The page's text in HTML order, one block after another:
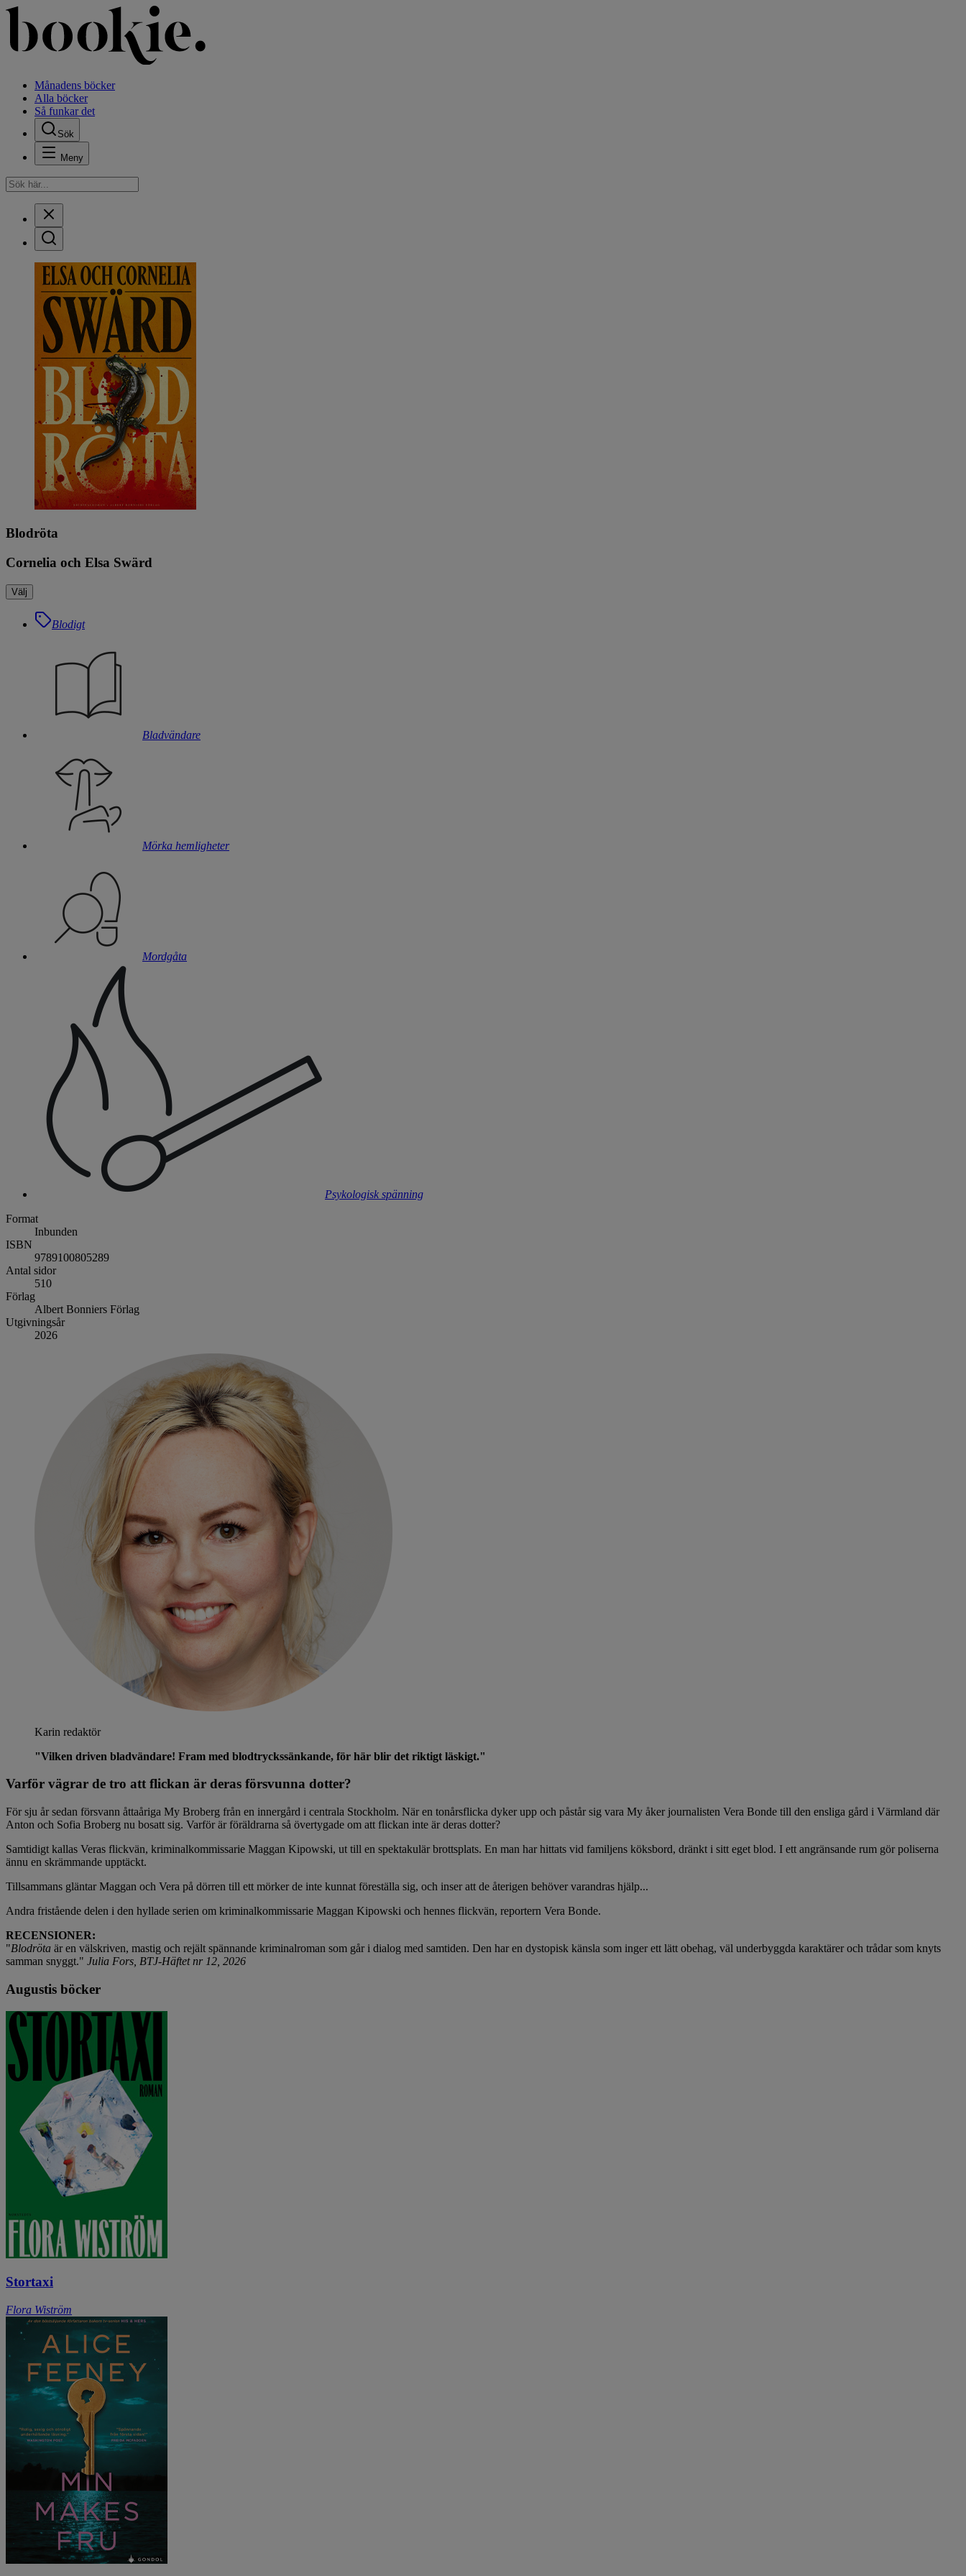
Månadens böcker
Alla böcker
Så funkar det
Sök
Meny
Blodröta
Cornelia och Elsa Swärd
Välj
Blodigt
Bladvändare
Mörka hemligheter
Mordgåta
Psykologisk spänning
Format
Inbunden
ISBN
9789100805289
Antal sidor
510
Förlag
Albert Bonniers Förlag
Utgivningsår
2026
Karin redaktör
"Vilken driven bladvändare! Fram med blodtryckssänkande, för här blir det riktigt läskigt."
Varför vägrar de tro att flickan är deras försvunna dotter?
För sju år sedan försvann åttaåriga My Broberg från en innergård i centrala Stockholm. När en tonårsflicka dyker upp och påstår sig vara My åker journalisten Vera Bonde till den ensliga gård i Värmland där
Anton och Sofia Broberg nu bosatt sig. Varför är föräldrarna så övertygade om att flickan inte är deras dotter?
Samtidigt kallas Veras flickvän, kriminalkommissarie Maggan Kipowski, ut till en spektakulär brottsplats. En man har hittats vid familjens köksbord, dränkt i sitt eget blod. I ett angränsande rum gör poliserna
ännu en skrämmande upptäckt.
Tillsammans gläntar Maggan och Vera på dörren till ett mörker de inte kunnat föreställa sig, och inser att de återigen behöver varandras hjälp...
Andra fristående delen i den hyllade serien om kriminalkommissarie Maggan Kipowski och hennes flickvän, reportern Vera Bonde.
RECENSIONER:
"Blodröta är en välskriven, mastig och rejält spännande kriminalroman som går i dialog med samtiden. Den har en dystopisk känsla som inger ett lätt obehag, väl underbyggda karaktärer och trådar som knyts
samman snyggt." Julia Fors, BTJ-Häftet nr 12, 2026
Augustis böcker
Stortaxi
Flora Wiström